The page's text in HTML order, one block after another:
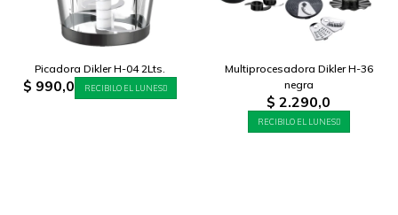
Picadora Dikler H-04 2Lts.
$ 990,0 RECIBILO EL LUNES
Multiprocesadora Dikler H-36
negra
$ 2.290,0
RECIBILO EL LUNES